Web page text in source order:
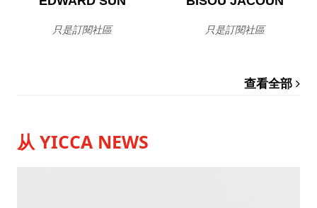
只是訂閱社區 只是訂閱社區
查看全部
从 YICCA NEWS